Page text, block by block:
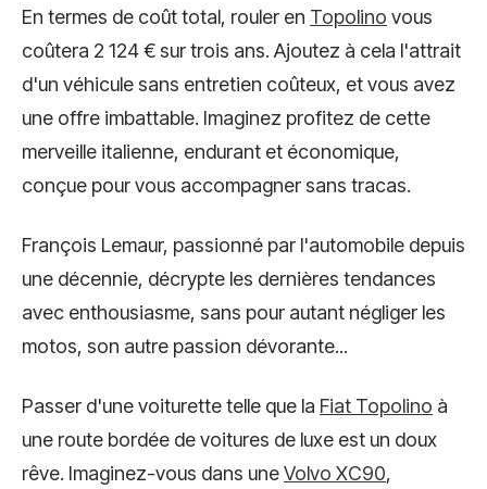
En termes de coût total, rouler en Topolino vous
coûtera 2 124 € sur trois ans. Ajoutez à cela l'attrait
d'un véhicule sans entretien coûteux, et vous avez
une offre imbattable. Imaginez profitez de cette
merveille italienne, endurant et économique,
conçue pour vous accompagner sans tracas.
François Lemaur, passionné par l'automobile depuis
une décennie, décrypte les dernières tendances
avec enthousiasme, sans pour autant négliger les
motos, son autre passion dévorante...
Passer d'une voiturette telle que la Fiat Topolino à
une route bordée de voitures de luxe est un doux
rêve. Imaginez-vous dans uneVolvo XC90,